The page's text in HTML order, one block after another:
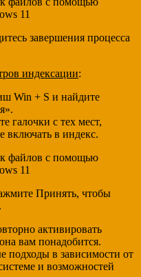
завершения процесса
индексации:
Win + S и найдите
галочки с тех мест,
включать в индекс.
Принять, чтобы
активировать
вам понадобится.
подходы в зависимости от
и возможностей